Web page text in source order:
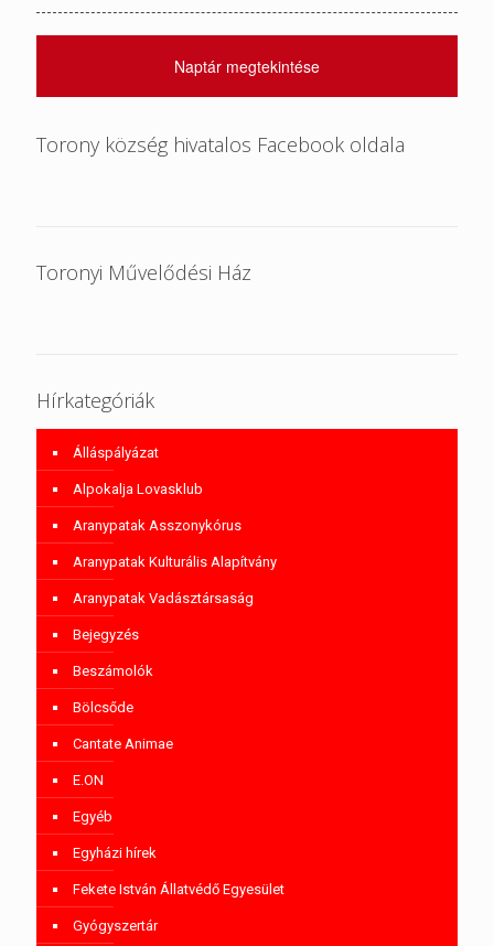
Naptár megtekintése
Torony község hivatalos Facebook oldala
Toronyi Művelődési Ház
Hírkategóriák
Álláspályázat
Alpokalja Lovasklub
Aranypatak Asszonykórus
Aranypatak Kulturális Alapítvány
Aranypatak Vadásztársaság
Bejegyzés
Beszámolók
Bölcsőde
Cantate Animae
E.ON
Egyéb
Egyházi hírek
Fekete István Állatvédő Egyesület
Gyógyszertár